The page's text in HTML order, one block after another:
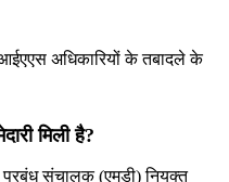
आईएएस अधिकारियों के तबादले के
मिली है?
प्रबंध संचालक (एमडी) नियुक्त